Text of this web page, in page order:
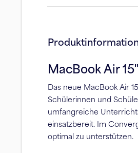
MacBook Air
Das neue MacBook Air
Schülerinnen und
umfangreiche
einsatzbereit. Im
optimal zu unterstützen.